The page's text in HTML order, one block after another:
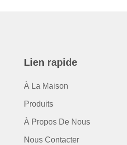
Lien rapide
À La Maison
Produits
À Propos De Nous
Nous Contacter